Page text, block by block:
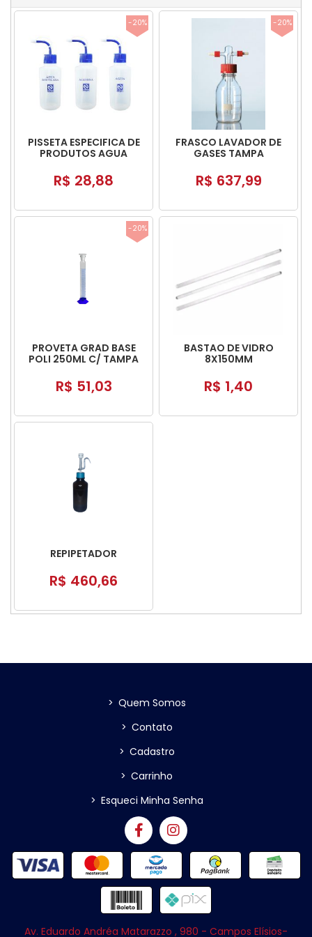
-20%
PISSETA ESPECIFICA DE
PRODUTOS AGUA
R$ 28,88
-20%
FRASCO LAVADOR DE
GASES TAMPA
CILINDRO POROSO
OLIVA PLASTICA
R$ 637,99
-20%
PROVETA GRAD BASE
POLI 250ML C/ TAMPA
R$ 51,03
BASTAO DE VIDRO
8X150MM
R$ 1,40
REPIPETADOR
R$ 460,66
> Quem Somos
> Contato
> Cadastro
> Carrinho
> Esqueci Minha Senha
Av. Eduardo Andréa Matarazzo , 980 - Campos Elísios-